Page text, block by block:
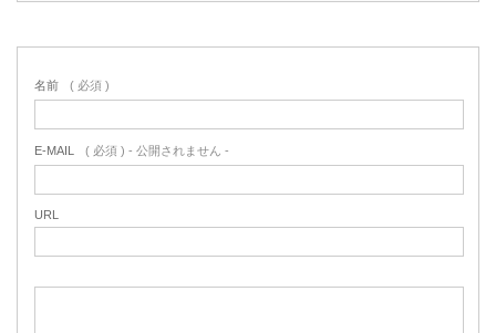
名前 ( 必須 )
E-MAIL ( 必須 ) - 公開されません -
URL